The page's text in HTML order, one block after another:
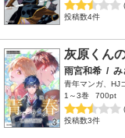
投稿数4件
灰原くん
雨宮和希 / み
青年マンガ、HJ
1～3巻
700pt
投稿数3件